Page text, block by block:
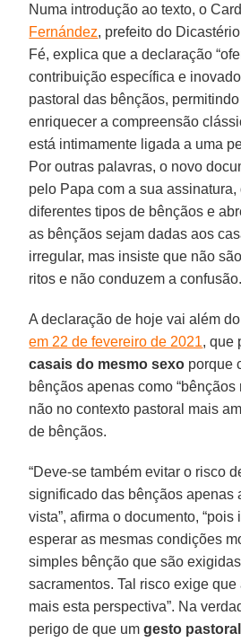
Numa introdução ao texto, o
Fernández, prefeito do
Fé, explica que a declaração
contribuição específica e
pastoral das bênçãos,
enriquecer a compreensão
está intimamente ligada a uma
Por outras palavras, o novo
pelo Papa com a sua
diferentes tipos de bênçãos e
as bênçãos sejam dadas aos
irregular, mas insiste que não
ritos e não conduzem a confusão.
A declaração de hoje vai além
em 22 de fevereiro de 2021, que
casais do mesmo sexo porque
bênçãos apenas como “bênçãos
não no contexto pastoral mais
de bênçãos.
“Deve-se também evitar o risco
significado das bênçãos apenas
vista”, afirma o documento,
esperar as mesmas condições
simples bênção que são
sacramentos. Tal risco exige
mais esta perspectiva”. Na
perigo de que umgesto pastoral